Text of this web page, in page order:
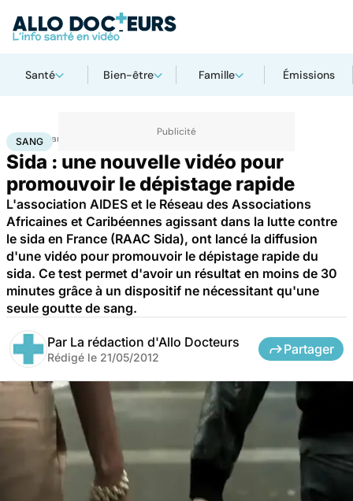
Santé Bien-être Famille Émissions
Accueil Santé
SANG
Sida : une nouvelle vidéo pour
promouvoir le dépistage rapide
L'association AIDES et le Réseau des Associations
Africaines et Caribéennes agissant dans la lutte contre
le sida en France (RAAC Sida), ont lancé la diffusion
d'une vidéo pour promouvoir le dépistage rapide du
sida. Ce test permet d'avoir un résultat en moins de 30
minutes grâce à un dispositif ne nécessitant qu'une
seule goutte de sang.
Par La rédaction d'Allo Docteurs
Rédigé le 21/05/2012
Partager